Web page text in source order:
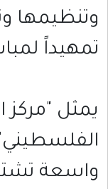
وتنظيمها
تمهيداً
يمثل "مركز
واسعة